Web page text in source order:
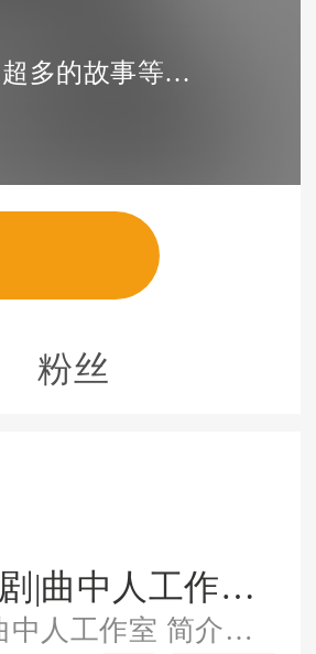
初听不识曲中意，再听以是曲中人。超多的故事等你来听~~
粉丝
仙工开物|蛊真人|多人剧|曲中人工作室|蛊真人新作
听书搜：曲中人有故事、曲中人工作室 简介：我佛心魔印，渡己为佛，渡人成魔 娘，孩儿一定不负您的嘱托，取得那仙宫 仙偶